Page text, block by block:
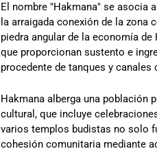
El nombre "Hakmana" se asocia
la arraigada conexión de la zona
piedra angular de la economía
que proporcionan sustento e
procedente de tanques y
Hakmana alberga una población
cultural, que incluye
varios templos budistas no solo
cohesión comunitaria mediante